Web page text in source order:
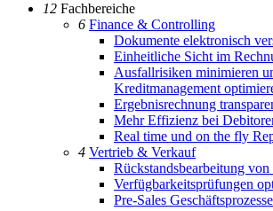
12 Fachbereiche
6 Finance & Controlling
Dokumente elektronisch
Einheitliche Sicht im
Ausfallrisiken minimieren
Kreditmanagement
Ergebnisrechnung
Mehr Effizienz bei
Real time und on the fly
4 Vertrieb & Verkauf
Rückstandsbearbeitung
Verfügbarkeitsprüfungen
Pre-Sales